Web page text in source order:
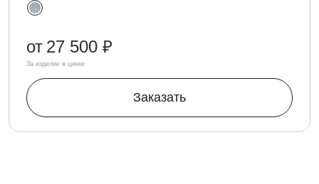
от 27 500 ₽
За изделие в цинке
Заказать